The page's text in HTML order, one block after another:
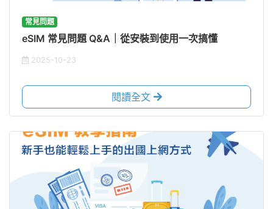
常見問題
eSIM 常見問題 Q&A｜從安裝到使用一次搞懂
2025-10-23
閱讀全文